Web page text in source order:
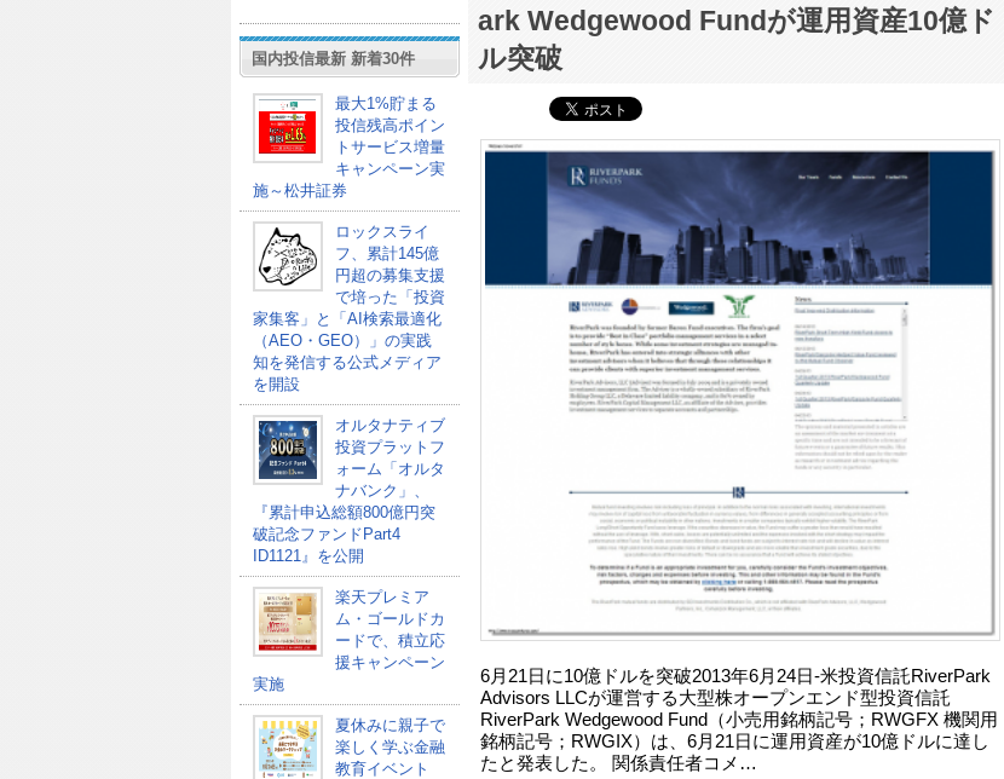
国内投信最新 新着30件
最大1%貯まる
投信残高ポイン
トサービス増量
キャンペーン実
施～松井証券
ロックスライ
フ、累計145億
円超の募集支援
で培った「投資
家集客」と「AI検索最適化
（AEO・GEO）」の実践
知を発信する公式メディア
を開設
オルタナティブ
投資プラットフ
ォーム「オルタ
ナバンク」、
『累計申込総額800億円突
破記念ファンドPart4
ID1121』を公開
楽天プレミア
ム・ゴールドカ
ードで、積立応
援キャンペーン
実施
夏休みに親子で
楽しく学ぶ金融
教育イベント
ark Wedgewood Fundが運用資産10億ド
ル突破
6月21日に10億ドルを突破2013年6月24日-米投資信託RiverPark
Advisors LLCが運営する大型株オープンエンド型投資信託
RiverPark Wedgewood Fund（小売用銘柄記号；RWGFX 機関用
銘柄記号；RWGIX）は、6月21日に運用資産が10億ドルに達し
たと発表した。 関係責任者コメ…